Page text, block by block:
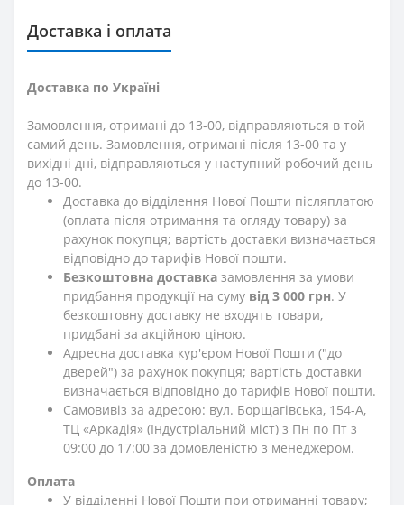
Доставка і оплата
Доставка по Україні
Замовлення, отримані до 13-00, відправляються в той
самий день. Замовлення, отримані після 13-00 та у
вихідні дні, відправляються у наступний робочий день
до 13-00.
Доставка до відділення Нової Пошти післяплатою
(оплата після отримання та огляду товару) за
рахунок покупця; вартість доставки визначається
відповідно до тарифів Нової пошти.
Безкоштовна доставка замовлення за умови
придбання продукції на суму від 3 000 грн. У
безкоштовну доставку не входять товари,
придбані за акційною ціною.
Адресна доставка кур'єром Нової Пошти ("до
дверей") за рахунок покупця; вартість доставки
визначається відповідно до тарифів Нової пошти.
Самовивіз за адресою: вул. Борщагівська, 154-А,
ТЦ «Аркадія» (Індустріальний міст) з Пн по Пт з
09:00 до 17:00 за домовленістю з менеджером.
Оплата
У відділенні Нової Пошти при отриманні товару;